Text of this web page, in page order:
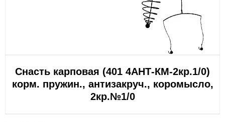
Снасть карповая (401 4АНТ-КМ-2кр.1/0)
корм. пружин., антизакруч., коромысло,
2кр.№1/0